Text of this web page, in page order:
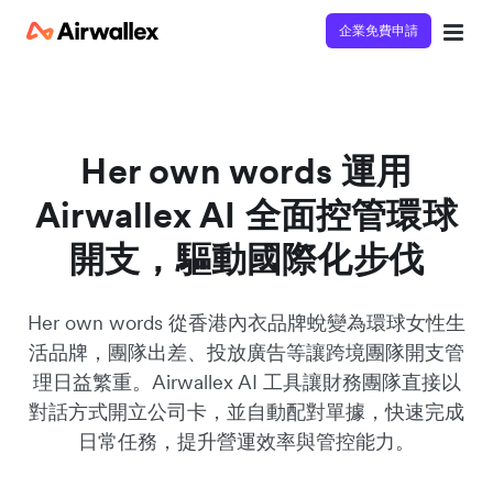
企業免費申請
Her own words 運用
Airwallex AI 全面控管環球
開支，驅動國際化步伐
Her own words 從香港內衣品牌蛻變為環球女性生
活品牌，團隊出差、投放廣告等讓跨境團隊開支管
理日益繁重。Airwallex AI 工具讓財務團隊直接以
對話方式開立公司卡，並自動配對單據，快速完成
日常任務，提升營運效率與管控能力。